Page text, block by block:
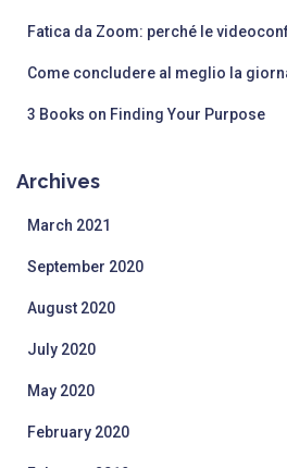
Fatica da Zoom: perché le
Come concludere al meglio la
3 Books on Finding Your Purpose
Archives
March 2021
September 2020
August 2020
July 2020
May 2020
February 2020